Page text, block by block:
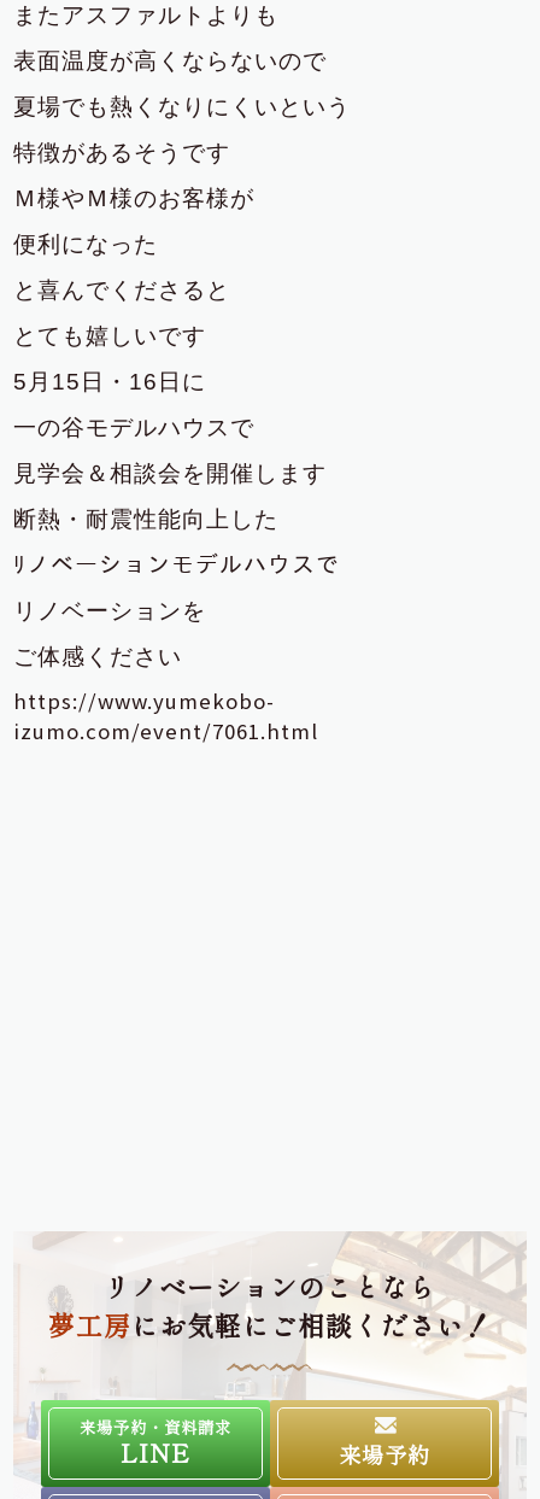
またアスファルトよりも
表面温度が高くならないので
夏場でも熱くなりにくいという
特徴があるそうです
Ｍ様やＭ様のお客様が
便利になった
と喜んでくださると
とても嬉しいです
5月15日・16日に
一の谷モデルハウスで
見学会＆相談会を開催します
断熱・耐震性能向上した
ﾘノベーションモデルハウスで
リノベーションを
ご体感ください
https://www.yumekobo-
izumo.com/event/7061.html
リノベーションのことなら
夢工房にお気軽にご相談ください！
来場予約・資料請求
LINE 来場予約